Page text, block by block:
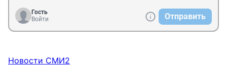
Гость
Войти
Отправить
Новости СМИ2